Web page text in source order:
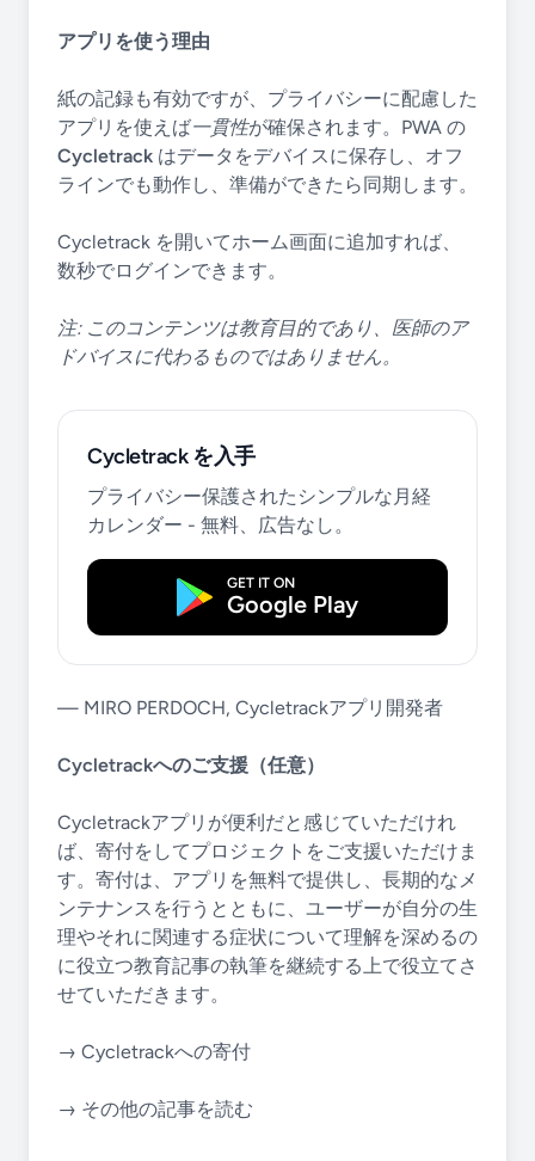
アプリを使う理由
紙の記録も有効ですが、プライバシーに配慮した
アプリを使えば一貫性が確保されます。PWA の
Cycletrack はデータをデバイスに保存し、オフ
ラインでも動作し、準備ができたら同期します。
Cycletrack を開いてホーム画面に追加すれば、
数秒でログインできます。
注: このコンテンツは教育目的であり、医師のア
ドバイスに代わるものではありません。
Cycletrack を入手
プライバシー保護されたシンプルな月経
カレンダー - 無料、広告なし。
GET IT ON
Google Play
— MIRO PERDOCH, Cycletrackアプリ開発者
Cycletrackへのご支援（任意）
Cycletrackアプリが便利だと感じていただけれ
ば、寄付をしてプロジェクトをご支援いただけま
す。寄付は、アプリを無料で提供し、長期的なメ
ンテナンスを行うとともに、ユーザーが自分の生
理やそれに関連する症状について理解を深めるの
に役立つ教育記事の執筆を継続する上で役立てさ
せていただきます。
→ Cycletrackへの寄付
→ その他の記事を読む